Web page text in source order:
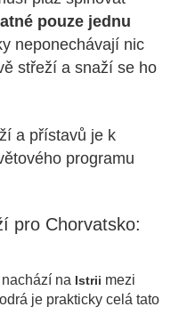
pouze jednu
neponechávají nic
střeží a snaží se ho
a přístavů je k
programu
pro Chorvatsko:
nachází na Istrii mezi
je prakticky celá tato